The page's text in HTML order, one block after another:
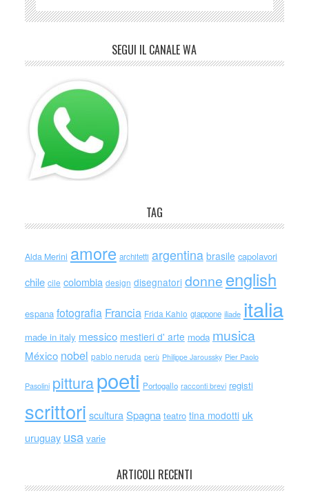
SEGUI IL CANALE WA
TAG
Alda Merini amore architetti argentina brasile capolavori
chile cile colombia design disegnatori donne english
espana fotografia Francia Frida Kahlo giappone iliade italia
made in italy messico mestieri d' arte moda musica
México nobel pablo neruda perù Philippe Jaroussky Pier Paolo
Pasolini pitturapoeti Portogallo racconti brevi registi
scrittori sculturaSpagna teatro tina modotti uk
uruguay usa varie
ARTICOLI RECENTI